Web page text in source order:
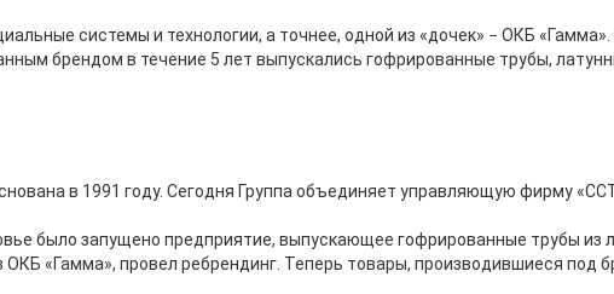
системы и технологии, а точнее, одной из «дочек» − ОКБ
брендом в течение 5 лет выпускались гофрированные трубы,
в 1991 году. Сегодня Группа объединяет управляющую фирму
было запущено предприятие, выпускающее гофрированные трубы из
«Гамма», провел ребрендинг. Теперь товары, производившиеся под